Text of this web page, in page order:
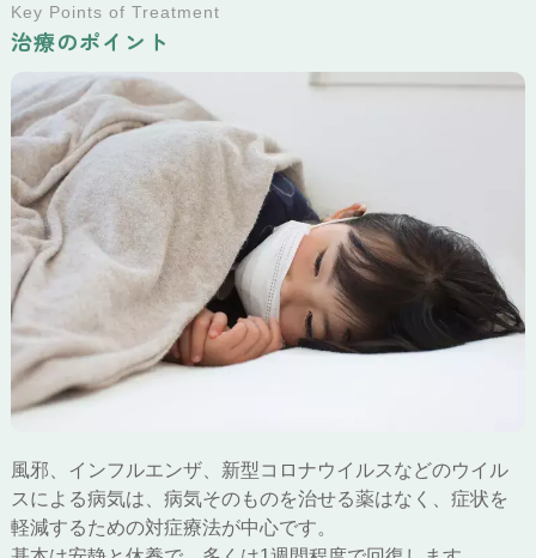
Key Points of Treatment
治療のポイント
風邪、インフルエンザ、新型コロナウイルスなどのウイル
スによる病気は、病気そのものを治せる薬はなく、症状を
軽減するための対症療法が中心です。